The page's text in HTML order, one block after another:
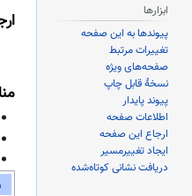
ابزارها
پیوندها به این صفحه
تغییرات مرتبط
صفحه‌های ویژه
نسخهٔ قابل چاپ
پیوند پایدار
اطلاعات صفحه
ارجاع این صفحه
ایجاد تغییرمسیر
دریافت نشانی کوتاه‌شده